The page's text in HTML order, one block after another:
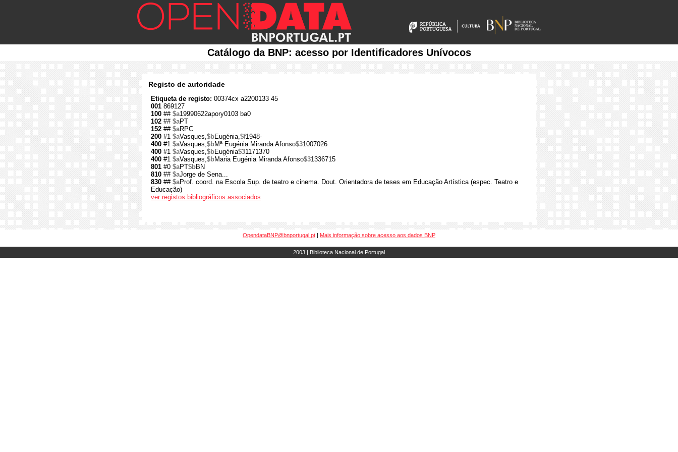
Catálogo da BNP: acesso por Identificadores Unívocos
Registo de autoridade
Etiqueta de registo: 00374cx a2200133 45
001 869127
100 ## $a19990622apory0103 ba0
102 ## $aPT
152 ## $aRPC
200 #1 $aVasques,$bEugénia,$f1948-
400 #1 $aVasques,$bMª Eugénia Miranda Afonso$31007026
400 #1 $aVasques,$bEugénia$31171370
400 #1 $aVasques,$bMaria Eugénia Miranda Afonso$31336715
801 #0 $aPT$bBN
810 ## $aJorge de Sena...
830 ## $aProf. coord. na Escola Sup. de teatro e cinema. Dout. Orientadora de teses em Educação Artística (espec. Teatro e
Educação)
ver registos bibliográficos associados
OpendataBNP@bnportugal.pt | Mais informação sobre acesso aos dados BNP
2003 | Biblioteca Nacional de Portugal